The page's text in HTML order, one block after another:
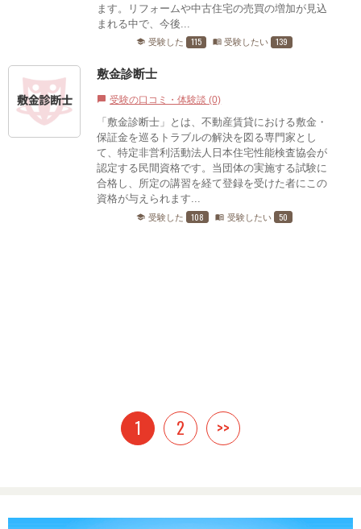
ます。リフォームや中古住宅の売買の増加が見込
まれる中で、今後...
school 受験した 115 menu_book 受験したい 139
敷金診断士
chat_bubble 受験の口コミ・体験談 (0)
「敷金診断士」とは、不動産賃貸における敷金・
保証金を巡るトラブルの解決を図る専門家とし
て、特定非営利活動法人日本住宅性能検査協会が
認定する民間資格です。当団体の実施する試験に
合格し、所定の講習を経て登録を受けた者にこの
資格が与えられます...
school 受験した 108 menu_book 受験したい 50
1 2 >>